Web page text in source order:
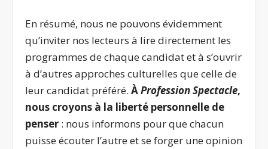
En résumé, nous ne pouvons évidemment
qu’inviter nos lecteurs à lire directement les
programmes de chaque candidat et à s’ouvrir
à d’autres approches culturelles que celle de
leur candidat préféré.ÀProfession Spectacle,
nous croyons à la liberté personnelle de
penser : nous informons pour que chacun
puisse écouter l’autre et se forger une opinion